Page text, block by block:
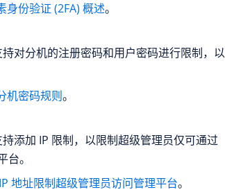
身份验证 (2FA) 概述。
持对分机的注册密码和用户密码进行限制，以
机密码规则。
持添加 IP 限制，以限制超级管理员仅可通过
。
地址限制超级管理员访问管理平台。